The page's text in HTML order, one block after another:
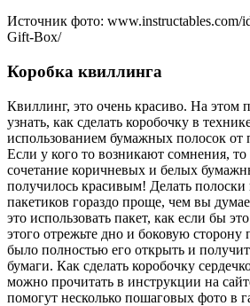
Источник фото: www.instructables.com/
Gift-Box/
Коробка квиллинга
Квиллинг, это очень красиво. На этом
узнать, как сделать коробочку в
использованием бумажных полосок от
Если у кого то возникают сомнения,
сочетание коричневых и белых
получилось красивым! Делать
пакетиков гораздо проще, чем вы
это использовать пакет, как если бы
этого отрежьте дно и боковую
было полностью его открыть и
бумаги. Как сделать коробочку
можно прочитать в инструкции на
помогут несколько пошаговых фото в